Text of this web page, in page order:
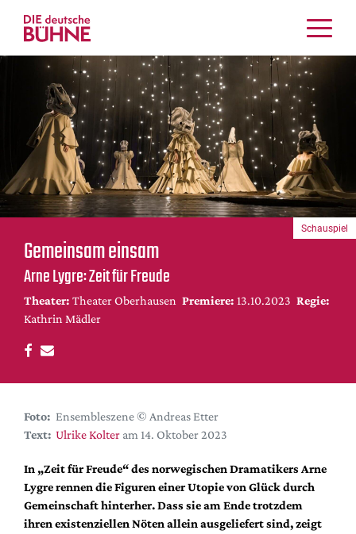
Kritiken
Schauspiel
Musiktheater
Tanz
Crossover
Bühnenwelt
Festivals & Veranstaltungen
Menschen & Theater
Themen
Internationales
Nachrufe
DdB-map
Premierensuche
Festival-Planer
Hefte
Alle Hefte
Leseproben
Gemeinsam einsam
Arne Lygre: Zeit für Freude
Theater: Theater Oberhausen Premiere: 13.10.2023 Regie:
Kathrin Mädler
Schauspiel
Foto: Ensembleszene © Andreas Etter
Text: Ulrike Kolter am 14. Oktober 2023
In „Zeit für Freude“ des norwegischen Dramatikers Arne
Lygre rennen die Figuren einer Utopie von Glück durch
Gemeinschaft hinterher. Dass sie am Ende trotzdem
ihren existenziellen Nöten allein ausgeliefert sind, zeigt